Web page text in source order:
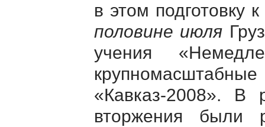
в этом подготовку
половине июля
учения
«Кавказ-2008». В
вторжения были